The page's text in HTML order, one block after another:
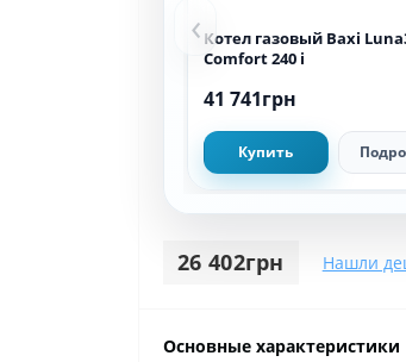
‹ Котел газовый Baxi
Comfort 240 i
41 741грн
Купить
26 402грн Нашли
Основные характеристики